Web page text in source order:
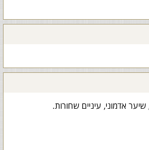
אדמוני, עיניים שחורות.